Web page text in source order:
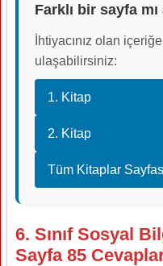
Farklı bir sayfa
İhtiyacınız olan
ulaşabilirsiniz:
1. Kitap
2. Kitap
Tüm Kitaplar
6. Sınıf Sosyal
Sayfa 85